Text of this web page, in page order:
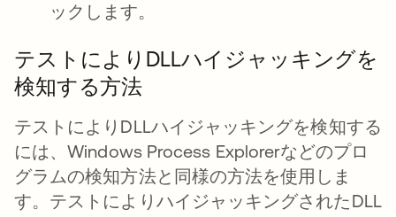
ックします。
テストによりDLLハイジャッキングを
検知する方法
テストによりDLLハイジャッキングを検知する
には、Windows Process Explorerなどのプロ
グラムの検知方法と同様の方法を使用しま
す。テストによりハイジャッキングされたDLL